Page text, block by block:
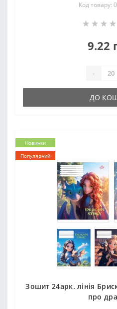
Код товару:
9.22
-
ДО
Новинки
Популярний
Зошит 24арк. лінія
про